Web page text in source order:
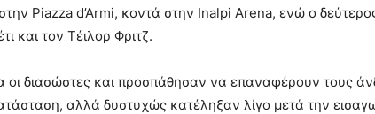
Piazza d’Armi, κοντά στην Inalpi Arena, ενώ ο
και τον Τέιλορ Φριτζ.
διασώστες και προσπάθησαν να επαναφέρουν τους
αλλά δυστυχώς κατέληξαν λίγο μετά την